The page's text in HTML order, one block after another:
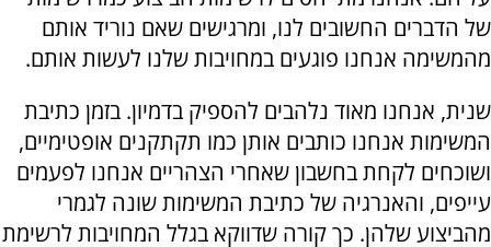
של הדברים החשובים לנו, ומרגישים שאם נוריד אותם
מהמשימה אנחנו פוגעים במחויבות שלנו לעשות אותם.
שנית, אנחנו מאוד נלהבים להספיק בדמיון. בזמן כתיבת
המשימות אנחנו כותבים אותן כמו תקתקנים אופטימיים,
ושוכחים לקחת בחשבון שאחרי הצהריים אנחנו לפעמים
עייפים, והאנרגיה של כתיבת המשימות שונה לגמרי
מהביצוע שלהן. כך קורה שדווקא בגלל המחויבות לרשימת